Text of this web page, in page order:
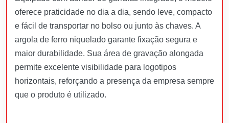
oferece praticidade no dia a dia, sendo leve, compacto
e fácil de transportar no bolso ou junto às chaves. A
argola de ferro niquelado garante fixação segura e
maior durabilidade. Sua área de gravação alongada
permite excelente visibilidade para logotipos
horizontais, reforçando a presença da empresa sempre
que o produto é utilizado.